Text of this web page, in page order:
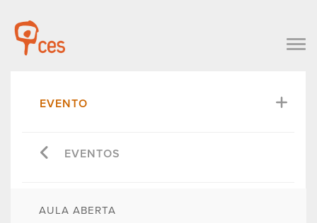
EVENTO
EVENTOS
AULA ABERTA